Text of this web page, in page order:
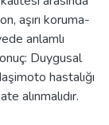
aşırı koruma-
anlamlı
Duygusal
hastalığı
alınmalıdır.